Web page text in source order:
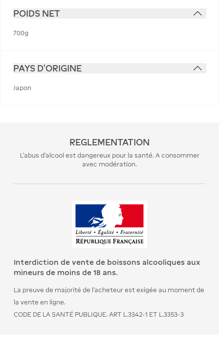
POIDS NET
700g
PAYS D'ORIGINE
Japon
REGLEMENTATION
L’abus d’alcool est dangereux pour la santé. A consommer
avec modération.
Interdiction de vente de boissons alcooliques aux
mineurs de moins de 18 ans.
La preuve de majorité de l’acheteur est exigée au moment de
la vente en ligne.
CODE DE LA SANTÉ PUBLIQUE. ART L.3342-1 ET L.3353-3